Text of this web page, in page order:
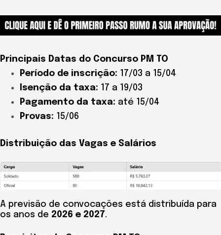
Principais Datas do Concurso PM TO
Período de inscrição: 17/03 a 15/04
Isenção da taxa: 17 a 19/03
Pagamento da taxa: até 15/04
Provas: 15/06
Distribuição das Vagas e Salários
A previsão de convocações está distribuída para
os anos de 2026 e 2027.